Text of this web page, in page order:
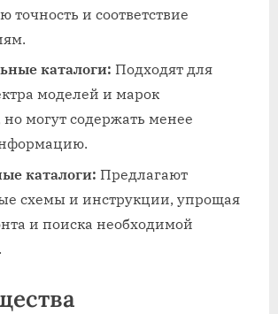
точность и соответствие
каталоги: Подходят для
моделей и марок
могут содержать менее
каталоги: Предлагают
схемы и инструкции, упрощая
и поиска необходимой